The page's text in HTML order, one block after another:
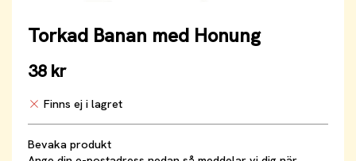
Torkad Banan med Honung
38 kr
Finns ej i lagret
Bevaka produkt